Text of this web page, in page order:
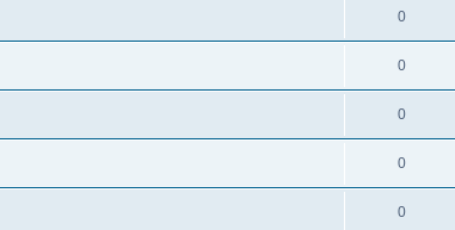
0
0
0
0
0